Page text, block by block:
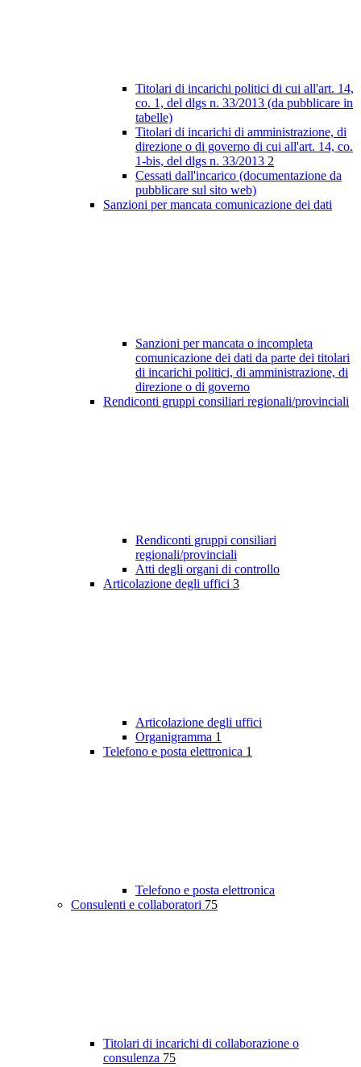
Titolari di incarichi politici di cui all'art. 14,
co. 1, del dlgs n. 33/2013 (da pubblicare in
tabelle)
Titolari di incarichi di amministrazione, di
direzione o di governo di cui all'art. 14, co.
1-bis, del dlgs n. 33/2013 2
Cessati dall'incarico (documentazione da
pubblicare sul sito web)
Sanzioni per mancata comunicazione dei dati
Sanzioni per mancata o incompleta
comunicazione dei dati da parte dei titolari
di incarichi politici, di amministrazione, di
direzione o di governo
Rendiconti gruppi consiliari regionali/provinciali
Rendiconti gruppi consiliari
regionali/provinciali
Atti degli organi di controllo
Articolazione degli uffici 3
Articolazione degli uffici
Organigramma 1
Telefono e posta elettronica 1
Telefono e posta elettronica
Consulenti e collaboratori 75
Titolari di incarichi di collaborazione o
consulenza 75